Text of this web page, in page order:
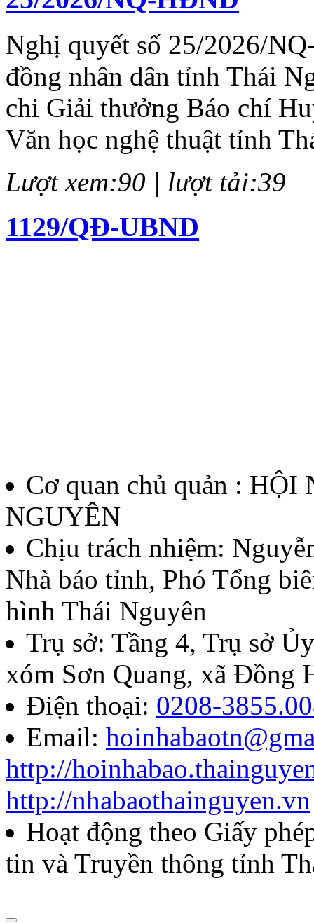
Nghị quyết số 25/2026/
đồng nhân dân tỉnh Thái
chi Giải thưởng Báo chí
Văn học nghệ thuật tỉnh
Lượt xem:90 | lượt tải:39
1129/QĐ-UBND
thưởng Báo chí Huỳnh
thứ II - năm 2026
Lượt xem:135 | lượt tải:59
07/QĐ-BTC
Quyết định về việc thành
báo chí Huỳnh Thúc
năm 2026
Lượt xem:284 | lượt tải:104
85/QĐ-HNB
Quyết định về việc công
năm 2026 của Hội Nhà
Cơ quan chủ quản :
NGUYÊN
Chịu trách nhiệm:
Nhà báo tỉnh, Phó Tổng
hình Thái Nguyên
Trụ sở: Tầng 4, Trụ sở
xóm Sơn Quang, xã Đồng
Điện thoại: 0208-
Email:
http://
http://nhabaothainguyen.vn
Hoạt động theo Giấy
tin và Truyền thông tỉnh